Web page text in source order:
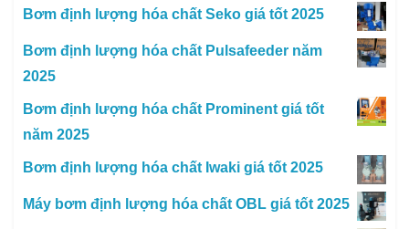
Bơm định lượng hóa chất Seko giá tốt 2025
Bơm định lượng hóa chất Pulsafeeder năm
2025
Bơm định lượng hóa chất Prominent giá tốt
năm 2025
Bơm định lượng hóa chất Iwaki giá tốt 2025
Máy bơm định lượng hóa chất OBL giá tốt 2025